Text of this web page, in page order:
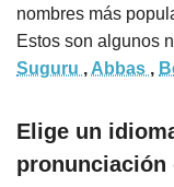
nombres más
Estos son algunos
Suguru , Abbas ,
Elige un
pronunciación